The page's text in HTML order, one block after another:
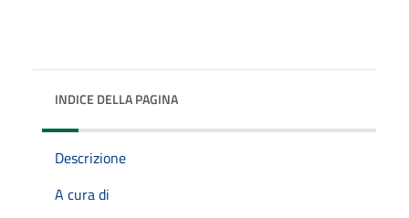
INDICE DELLA PAGINA
Descrizione
A cura di